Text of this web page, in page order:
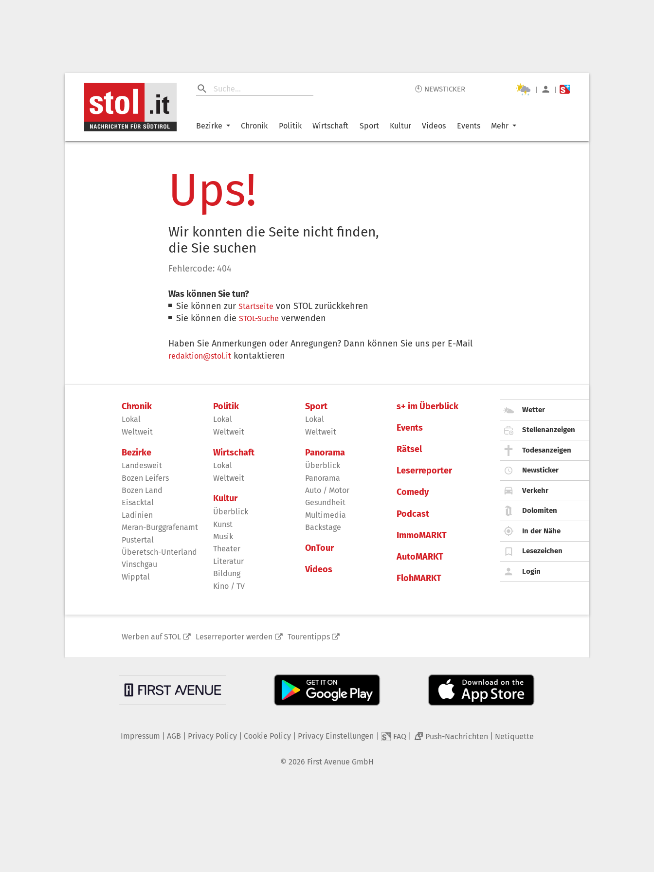
🕙 NEWSTICKER | |
Bezirke Chronik Politik Wirtschaft Sport Kultur Videos Events Mehr
Ups!
Wir konnten die Seite nicht finden,
die Sie suchen
Fehlercode: 404
Was können Sie tun?
Sie können zurStartseite von STOL zurückkehren
Sie können dieSTOL-Suche verwenden
Haben Sie Anmerkungen oder Anregungen? Dann können Sie uns per E-Mail
redaktion@stol.it kontaktieren
Chronik
Lokal
Weltweit
Bezirke
Landesweit
Bozen Leifers
Bozen Land
Eisacktal
Ladinien
Meran-Burggrafenamt
Pustertal
Überetsch-Unterland
Vinschgau
Wipptal
Politik
Lokal
Weltweit
Wirtschaft
Lokal
Weltweit
Kultur
Überblick
Kunst
Musik
Theater
Literatur
Bildung
Kino / TV
Sport
Lokal
Weltweit
Panorama
Überblick
Panorama
Auto / Motor
Gesundheit
Multimedia
Backstage
OnTour
Videos
s+ im Überblick
Events
Rätsel
Leserreporter
Comedy
Podcast
ImmoMARKT
AutoMARKT
FlohMARKT
Wetter
Stellenanzeigen
Todesanzeigen
Newsticker
Verkehr
Dolomiten
In der Nähe
Lesezeichen
Login
Werben auf STOL Leserreporter werden Tourentipps
Impressum AGB Privacy Policy| Cookie Policy| Privacy Einstellungen FAQ 2 Push-Nachrichten Netiquette
© 2026 First Avenue GmbH